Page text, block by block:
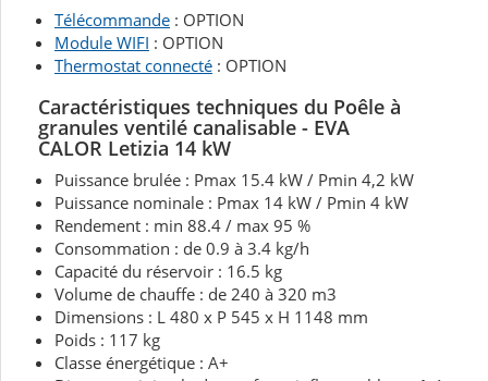
Télécommande : OPTION
Module WIFI : OPTION
Thermostat connecté : OPTION
Caractéristiques techniques du Poêle à
granules ventilé canalisable - EVA
CALOR Letizia 14 kW
Puissance brulée : Pmax 15.4 kW / Pmin 4,2 kW
Puissance nominale : Pmax 14 kW / Pmin 4 kW
Rendement : min 88.4 / max 95 %
Consommation : de 0.9 à 3.4 kg/h
Capacité du réservoir : 16.5 kg
Volume de chauffe : de 240 à 320 m3
Dimensions : L 480 x P 545 x H 1148 mm
Poids : 117 kg
Classe énergétique : A+